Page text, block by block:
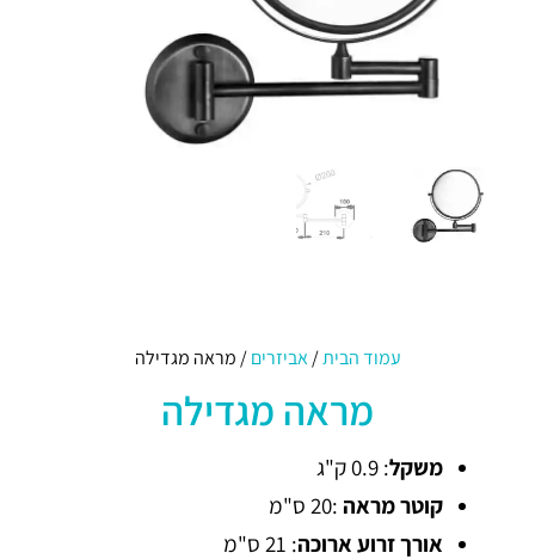
עמוד הבית/אביזרים/ מראה מגדילה
מראה מגדילה
משקל: 0.9 ק"ג
קוטר מראה :20 ס"מ
אורך זרוע ארוכה: 21 ס"מ